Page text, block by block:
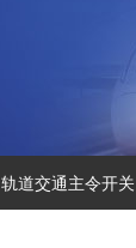
轨道交通主令开关